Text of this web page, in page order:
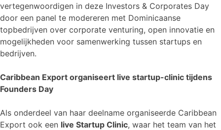
vertegenwoordigen in deze Investors & Corporates Day
door een panel te modereren met Dominicaanse
topbedrijven over corporate venturing, open innovatie en
mogelijkheden voor samenwerking tussen startups en
bedrijven.
Caribbean Export organiseert live startup-clinic tijdens
Founders Day
Als onderdeel van haar deelname organiseerde Caribbean
Export ook een live Startup Clinic, waar het team van het